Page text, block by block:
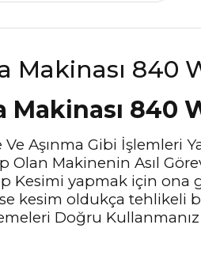
840
Ve Aşınma Gibi İşlemleri
Makinenin Asıl
Kesimi yapmak için ona
kesim oldukça tehlikeli
Doğru